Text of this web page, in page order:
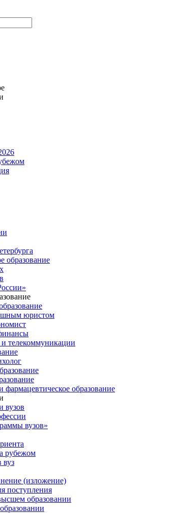
образование
юристом
телекоммуникации
образование
вузов
вузов»
рубежом
вуз
(изложение)
поступления
образовании